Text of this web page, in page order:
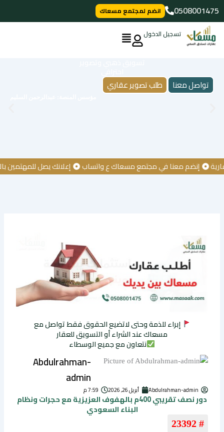
تخطي
إلى
المحتوى
0508001475
انضم لمجتمع مسعاك
تسجيل الدخول
تواصل معنا طلب تصوير عقاري
إنضم معنا في مجتمع مسعاك ع واتساب إعلانك يصل للمهتمين بالعقار
إبراء للذمة وحتى لاتضيع الحقوق فقط تواصل مع
مسعاك عند الشراء أو التسويق للعقار
نتعاون مع جميع الوسطاء
Abdulrahman-
admin
Abdulrahman-admin أبريل 26, 2026 7:59 م
دور نصف تقريبي 400م بالهفوف العزيزية مع حجرات ونظام
البناء السعودي
# 23392